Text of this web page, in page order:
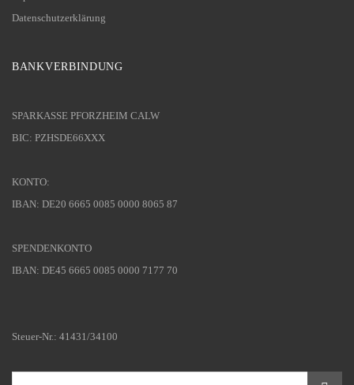
Datenschutzerklärung
BANKVERBINDUNG
SPARKASSE PFORZHEIM CALW
BIC: PZHSDE66XXX
KONTO:
IBAN: DE20 6665 0085 0000 8065 87
SPENDENKONTO
IBAN: DE45 6665 0085 0000 7177 70
Steuer-Nr.: 41431/34100